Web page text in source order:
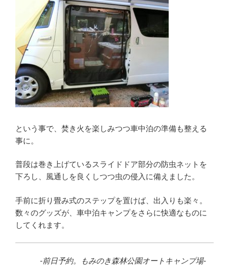
という事で、焚き火を楽しみつつ車中泊の準備も整える
事に。
普段は巻き上げているスライドドア部分の防虫ネットを
下ろし、風通しを良くしつつ虫の侵入に備えました。
手前に折り畳み式のステップを置けば、出入りも楽々。
数々のグッズが、車中泊キャンプをさらに快適なものに
してくれます。
-前日予約。もみのき森林公園オートキャンプ場-